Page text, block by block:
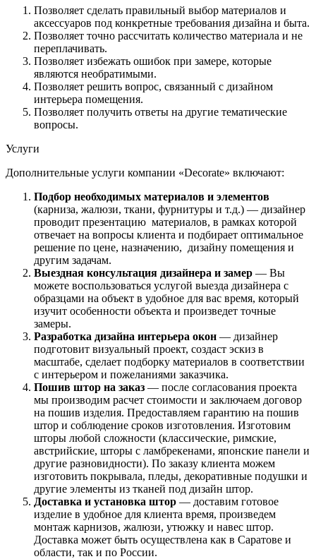
Позволяет сделать правильный выбор материалов и
аксессуаров под конкретные требования дизайна и быта.
Позволяет точно рассчитать количество материала и не
переплачивать.
Позволяет избежать ошибок при замере, которые
являются необратимыми.
Позволяет решить вопрос, связанный с дизайном
интерьера помещения.
Позволяет получить ответы на другие тематические
вопросы.
Услуги
Дополнительные услуги компании «Decorate» включают:
Подбор необходимых материалов и элементов
(карниза, жалюзи, ткани, фурнитуры и т.д.) — дизайнер
проводит презентацию материалов, в рамках которой
отвечает на вопросы клиента и подбирает оптимальное
решение по цене, назначению, дизайну помещения и
другим задачам.
Выездная консультация дизайнера и замер — Вы
можете воспользоваться услугой выезда дизайнера с
образцами на объект в удобное для вас время, который
изучит особенности объекта и произведет точные
замеры.
Разработка дизайна интерьера окон — дизайнер
подготовит визуальный проект, создаст эскиз в
масштабе, сделает подборку материалов в соответствии
с интерьером и пожеланиями заказчика.
Пошив штор на заказ — после согласования проекта
мы производим расчет стоимости и заключаем договор
на пошив изделия. Предоставляем гарантию на пошив
штор и соблюдение сроков изготовления. Изготовим
шторы любой сложности (классические, римские,
австрийские, шторы с ламбрекенами, японские панели и
другие разновидности). По заказу клиента можем
изготовить покрывала, пледы, декоративные подушки и
другие элементы из тканей под дизайн штор.
Доставка и установка штор — доставим готовое
изделие в удобное для клиента время, произведем
монтаж карнизов, жалюзи, утюжку и навес штор.
Доставка может быть осуществлена как в Саратове и
области, так и по России.